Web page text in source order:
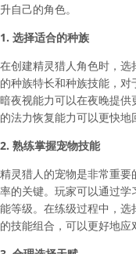
升自己的角色。
1. 选择适合的种族
在创建精灵猎人角色时，
的种族特长和种族技能，
暗夜视能力可以在夜晚提
的法力恢复能力可以更快地
2. 熟练掌握宠物技能
精灵猎人的宠物是非常重
率的关键。玩家可以通过
能等级。在练级过程中，
的技能组合，可以更好地应